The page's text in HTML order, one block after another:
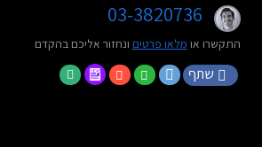
03-3820736
התקשרו או מלאו פרטים ונחזור אליכם בהקדם
שתף